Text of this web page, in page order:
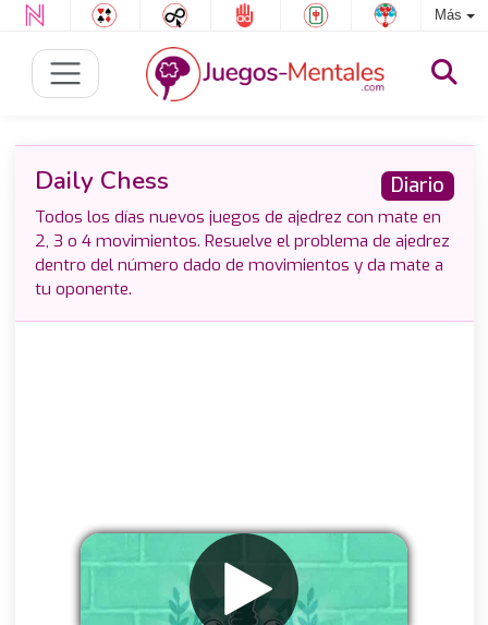
Más
Diario
Daily Chess
Todos los días nuevos juegos de ajedrez con mate en
2, 3 o 4 movimientos. Resuelve el problema de ajedrez
dentro del número dado de movimientos y da mate a
tu oponente.